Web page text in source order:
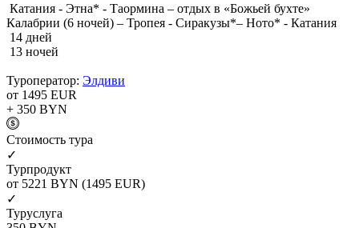
Катания - Этна* - Таормина – отдых в «Божьей бухте»
Калабрии (6 ночей) – Тропея - Сиракузы*– Ното* - Катания
14 дней
13 ночей
Туроператор: Элдиви
от 1495 EUR
+ 350 BYN
Cтоимость тура
✓
Турпродукт
от 5221 BYN (1495 EUR)
✓
Туруслуга